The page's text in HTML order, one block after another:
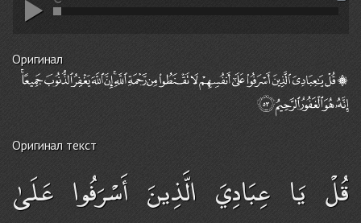
Оригинал
Оригинал текст
قُلْ يَا عِبَادِيَ الَّذِينَ أَسْرَفُوا عَلَىٰ